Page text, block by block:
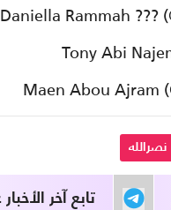
نصرالله
تابع آخر